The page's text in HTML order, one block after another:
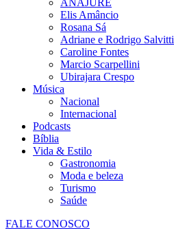
ANAJURE
Elis Amâncio
Rosana Sá
Adriane e Rodrigo Salvitti
Caroline Fontes
Marcio Scarpellini
Ubirajara Crespo
Música
Nacional
Internacional
Podcasts
Bíblia
Vida & Estilo
Gastronomia
Moda e beleza
Turismo
Saúde
FALE CONOSCO